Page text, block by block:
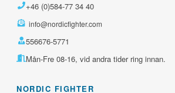
+46 (0)584-77 34 40
info@nordicfighter.com
556676-5771
Mån-Fre 08-16, vid andra tider ring innan.
NORDIC FIGHTER